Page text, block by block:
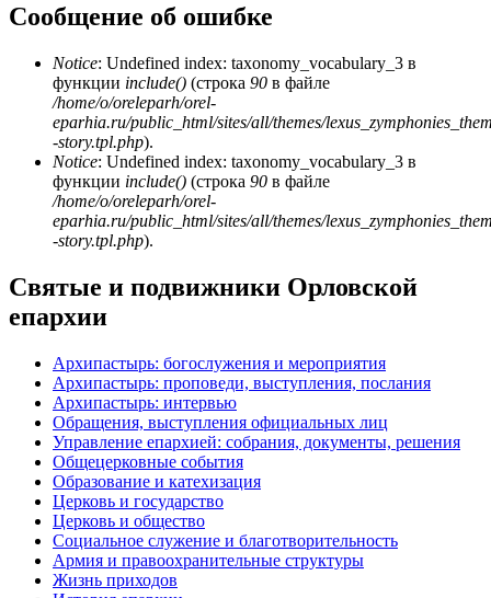
Сообщение об ошибке
Notice: Undefined index: taxonomy_vocabulary_3 в
функции include() (строка 90 в файле
/home/o/oreleparh/orel-
eparhia.ru/public_html/sites/all/themes/
-story.tpl.php).
Notice: Undefined index: taxonomy_vocabulary_3 в
функции include() (строка 90 в файле
/home/o/oreleparh/orel-
eparhia.ru/public_html/sites/all/themes/
-story.tpl.php).
Святые и подвижники Орловской
епархии
Архипастырь: богослужения и мероприятия
Архипастырь: проповеди, выступления, послания
Архипастырь: интервью
Обращения, выступления официальных лиц
Управление епархией: собрания, документы, решения
Общецерковные события
Образование и катехизация
Церковь и государство
Церковь и общество
Социальное служение и благотворительность
Армия и правоохранительные структуры
Жизнь приходов